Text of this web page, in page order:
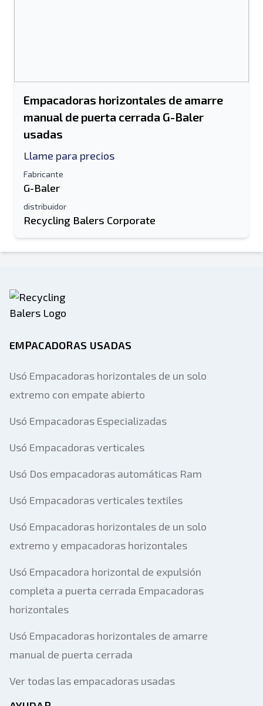
Empacadoras horizontales de amarre
manual de puerta cerrada G-Baler
usadas
Llame para precios
Fabricante
G-Baler
distribuidor
Recycling Balers Corporate
EMPACADORAS USADAS
Usó Empacadoras horizontales de un solo
extremo con empate abierto
Usó Empacadoras Especializadas
Usó Empacadoras verticales
Usó Dos empacadoras automáticas Ram
Usó Empacadoras verticales textiles
Usó Empacadoras horizontales de un solo
extremo y empacadoras horizontales
Usó Empacadora horizontal de expulsión
completa a puerta cerrada Empacadoras
horizontales
Usó Empacadoras horizontales de amarre
manual de puerta cerrada
Ver todas las empacadoras usadas